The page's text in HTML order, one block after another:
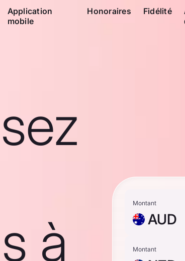
Application
mobile
Honoraires Fidélité
à
Montant
AUD
Montant